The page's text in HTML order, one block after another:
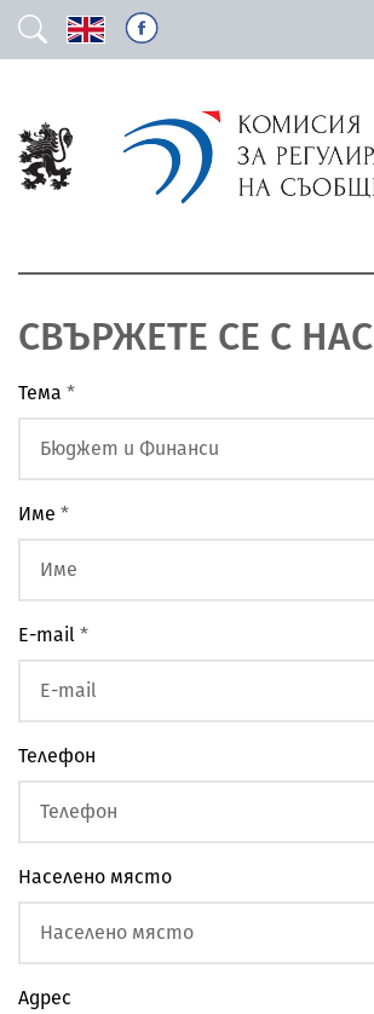
СВЪРЖЕТЕ СЕ С НАС
Тема *
Име *
E-mail *
Телефон
Населено място
Адрес